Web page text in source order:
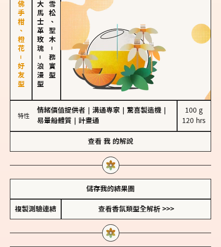
佛手柑、橙花－好友型 大馬士革玫瑰
－
浪漫型
雪松、聖木
－
務實型
特性
情緒價值提供者 溝通專家 驚喜製造機
易暈船體質
計畫通
100 g
120 hrs
查看 我 的解說
儲存我的結果圖
複製測驗連結 查看香氛類型全解析 >>>